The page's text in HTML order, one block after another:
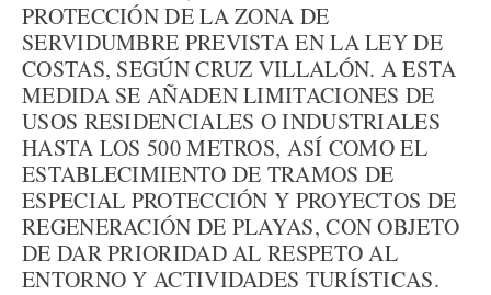
PROTECCIÓN DE LA ZONA DE
SERVIDUMBRE PREVISTA EN LA LEY DE
COSTAS, SEGÚN CRUZ VILLALÓN. A ESTA
MEDIDA SE AÑADEN LIMITACIONES DE
USOS RESIDENCIALES O INDUSTRIALES
HASTA LOS 500 METROS, ASÍ COMO EL
ESTABLECIMIENTO DE TRAMOS DE
ESPECIAL PROTECCIÓN Y PROYECTOS DE
REGENERACIÓN DE PLAYAS, CON OBJETO
DE DAR PRIORIDAD AL RESPETO AL
ENTORNO Y ACTIVIDADES TURÍSTICAS.